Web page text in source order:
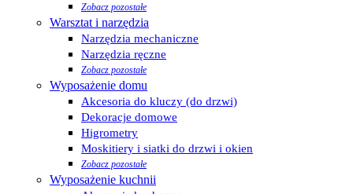
Zobacz pozostałe
Warsztat i narzędzia
Narzędzia mechaniczne
Narzędzia ręczne
Zobacz pozostałe
Wyposażenie domu
Akcesoria do kluczy (do drzwi)
Dekoracje domowe
Higrometry
Moskitiery i siatki do drzwi i okien
Zobacz pozostałe
Wyposażenie kuchnii